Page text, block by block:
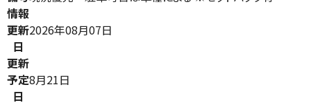
情報
更新
日
2026年08月07日
更新
予定
日
8月21日